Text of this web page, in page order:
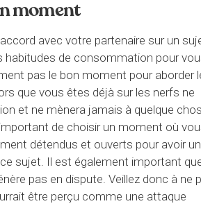
moment
avec votre partenaire sur un
habitudes de consommation pour
pas le bon moment pour aborder
que vous êtes déjà sur les nerfs ne
et ne mènera jamais à quelque
de choisir un moment où
détendus et ouverts pour avoir
sujet. Il est également important
pas en dispute. Veillez donc à ne
être perçu comme une attaque